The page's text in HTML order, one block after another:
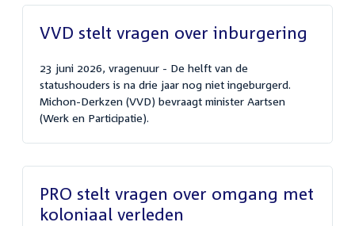
VVD stelt vragen over inburgering
23 juni 2026, vragenuur - De helft van de
statushouders is na drie jaar nog niet ingeburgerd.
Michon-Derkzen (VVD) bevraagt minister Aartsen
(Werk en Participatie).
PRO stelt vragen over omgang met
koloniaal verleden